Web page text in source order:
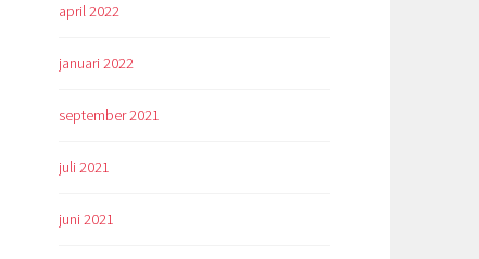
april 2022
januari 2022
september 2021
juli 2021
juni 2021